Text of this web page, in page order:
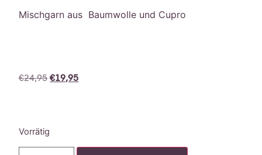
Mischgarn aus Baumwolle und Cupro
€24,95 €19,95
Vorrätig